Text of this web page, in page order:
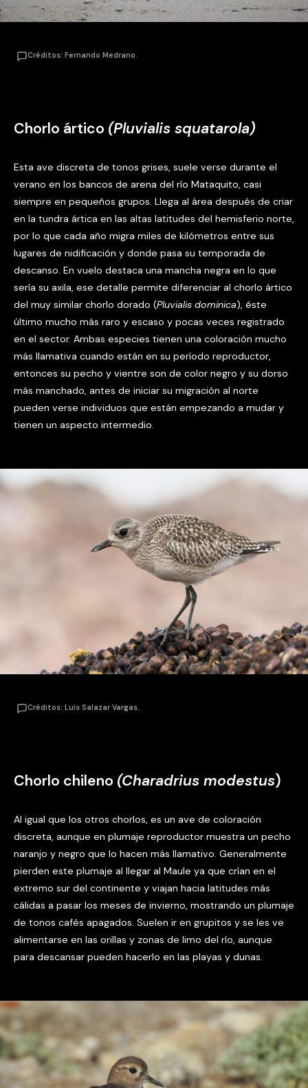
Créditos: Fernando Medrano.
Chorlo ártico (Pluvialis squatarola)
Esta ave discreta de tonos grises, suele verse durante el
verano en los bancos de arena del río Mataquito, casi
siempre en pequeños grupos. Llega al área después de criar
en la tundra ártica en las altas latitudes del hemisferio norte,
por lo que cada año migra miles de kilómetros entre sus
lugares de nidificación y donde pasa su temporada de
descanso. En vuelo destaca una mancha negra en lo que
sería su axila, ese detalle permite diferenciar al chorlo ártico
del muy similar chorlo dorado (Pluvialis dominica), éste
último mucho más raro y escaso y pocas veces registrado
en el sector. Ambas especies tienen una coloración mucho
más llamativa cuando están en su período reproductor,
entonces su pecho y vientre son de color negro y su dorso
más manchado, antes de iniciar su migración al norte
pueden verse individuos que están empezando a mudar y
tienen un aspecto intermedio.
Créditos: Luis Salazar Vargas.
Chorlo chileno (Charadrius modestus)
Al igual que los otros chorlos, es un ave de coloración
discreta, aunque en plumaje reproductor muestra un pecho
naranjo y negro que lo hacen más llamativo. Generalmente
pierden este plumaje al llegar al Maule ya que crían en el
extremo sur del continente y viajan hacia latitudes más
cálidas a pasar los meses de invierno, mostrando un plumaje
de tonos cafés apagados. Suelen ir en grupitos y se les ve
alimentarse en las orillas y zonas de limo del río, aunque
para descansar pueden hacerlo en las playas y dunas.